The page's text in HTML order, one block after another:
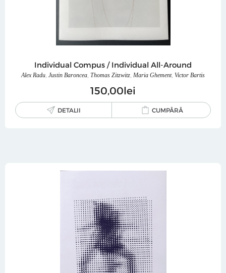
Individual Compus / Individual All-Around
Alex Radu, Justin Baroncea, Thomas Zitzwitz, Maria Ghement, Victor Bartis
150 00lei
DETALII CUMPĂRĂ